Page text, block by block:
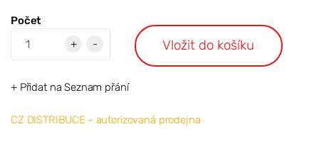
Počet
+
- Vložit do košíku
+ Přidat na Seznam přání
CZ DISTRIBUCE - autorizovaná prodejna